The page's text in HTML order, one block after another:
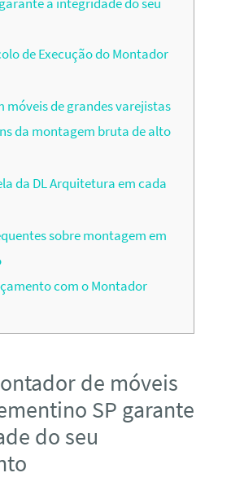
de Execução do Montador
móveis de grandes varejistas
da montagem bruta de alto
da DL Arquitetura em cada
sobre montagem em
com o Montador
de móveis
SP garante
do seu